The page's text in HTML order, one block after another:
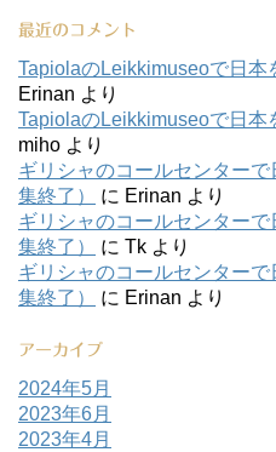
最近のコメント
TapiolaのLeikkimuseoで日本
Erinan より
TapiolaのLeikkimuseoで日本
miho より
ギリシャのコールセンター
集終了）
に Erinan より
ギリシャのコールセンター
集終了）
に Tk より
ギリシャのコールセンター
集終了）
に Erinan より
アーカイブ
2024年5月
2023年6月
2023年4月